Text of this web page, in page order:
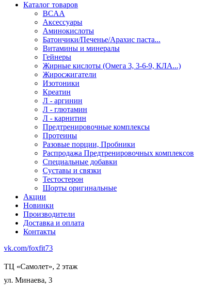
Каталог товаров
BCAA
Аксессуары
Аминокислоты
Батончики/Печенье/Арахис паста...
Витамины и минералы
Гейнеры
Жирные кислоты (Омега 3, 3-6-9, КЛА...)
Жиросжигатели
Изотоники
Креатин
Л - аргинин
Л - глютамин
Л - карнитин
Предтренировочные комплексы
Протеины
Разовые порции, Пробники
Распродажа Предтренировочных комплексов
Специальные добавки
Суставы и связки
Тестостерон
Шорты оригинальные
Акции
Новинки
Производители
Доставка и оплата
Контакты
vk.com/foxfit73
ТЦ «Самолет», 2 этаж
ул. Минаева, 3